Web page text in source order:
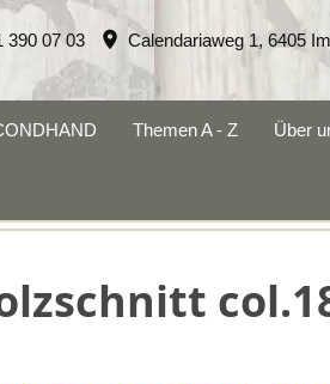
390 07 03 Calendariaweg 1, 6405
Themen A - Z Über